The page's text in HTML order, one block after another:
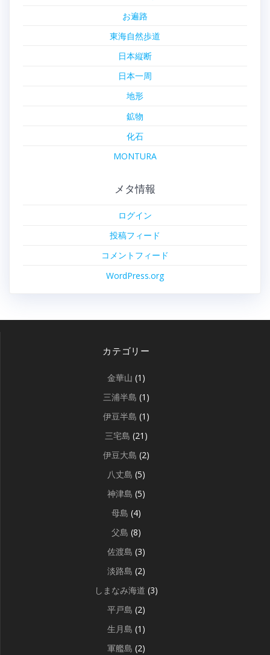
お遍路
東海自然歩道
日本縦断
日本一周
地形
鉱物
化石
MONTURA
メタ情報
ログイン
投稿フィード
コメントフィード
WordPress.org
カテゴリー
金華山 (1)
三浦半島 (1)
伊豆半島 (1)
三宅島 (21)
伊豆大島 (2)
八丈島 (5)
神津島 (5)
母島 (4)
父島 (8)
佐渡島 (3)
淡路島 (2)
しまなみ海道 (3)
平戸島 (2)
生月島 (1)
軍艦島 (2)